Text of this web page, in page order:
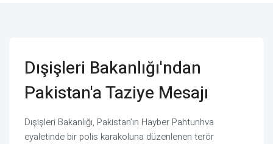
Dışişleri Bakanlığı'ndan
Pakistan'a Taziye Mesajı
Dışişleri Bakanlığı, Pakistan’ın Hayber Pahtunhva
eyaletinde bir polis karakoluna düzenlenen terör